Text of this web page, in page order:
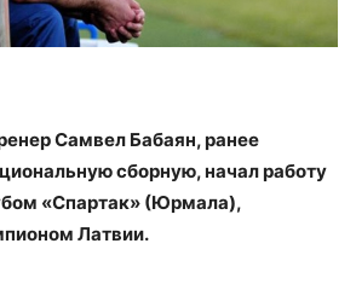
Самвел Бабаян, ранее
сборную, начал работу
«Спартак» (Юрмала),
Латвии.